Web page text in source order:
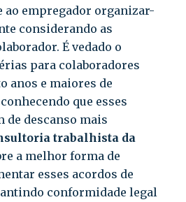
ao empregador organizar-
considerando as
É vedado o
para colaboradores
anos e maiores de
que esses
de descanso mais
trabalhista da
a melhor forma de
esses acordos de
conformidade legal